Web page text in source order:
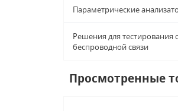
Параметрические
Решения для тестирования
беспроводной связи
Просмотренные